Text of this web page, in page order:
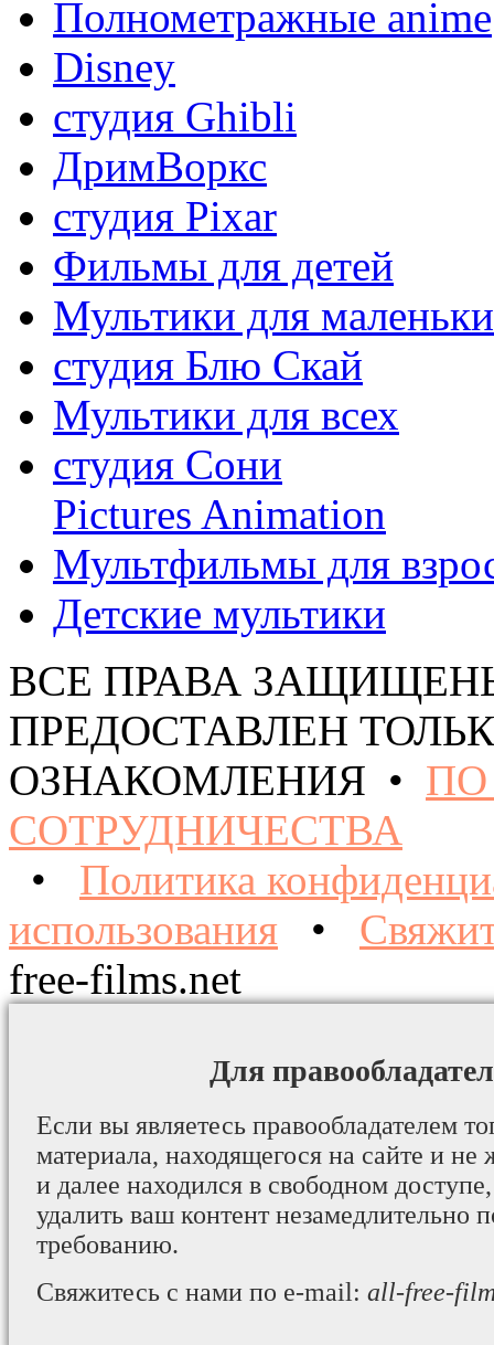
Полнометражные anime
Disney
студия Ghibli
ДримВоркс
студия Pixar
Фильмы для детей
Мультики для
студия Блю Скай
Мультики для всех
студия Сони
Pictures Animation
Мультфильмы для
Детские мультики
ВСЕ ПРАВА
ПРЕДОСТАВЛЕН
ОЗНАКОМЛЕНИЯ •
СОТРУДНИЧЕСТВА
• Политика
использования •
free-films.net
Для
Если вы являетесь правообладателем
материала, находящегося на сайте и не
и далее находился в свободном
удалить ваш контент незамедлительно
требованию.
Свяжитесь с нами по e-mail: all-free-